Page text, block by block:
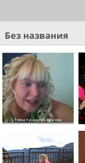
Без названия